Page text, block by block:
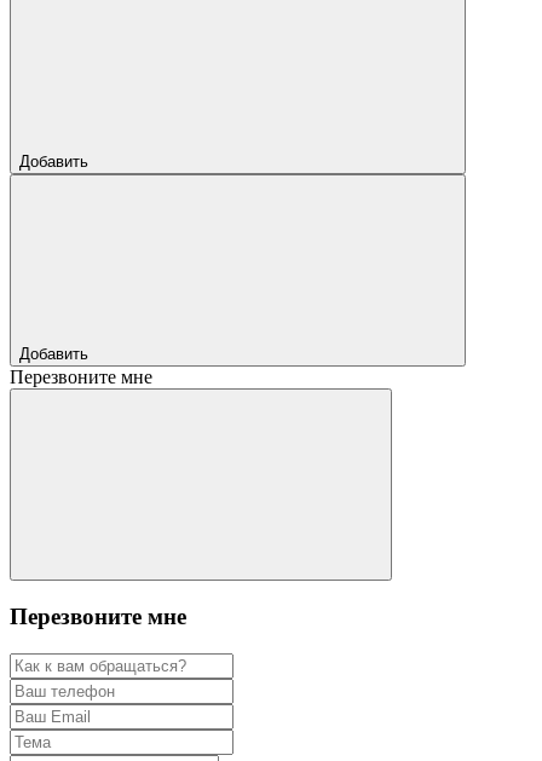
Добавить
Добавить
Перезвоните мне
Перезвоните мне